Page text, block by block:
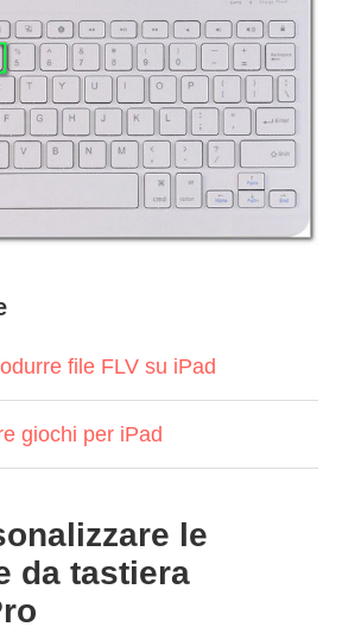
file FLV su iPad
giochi per iPad
le
da tastiera